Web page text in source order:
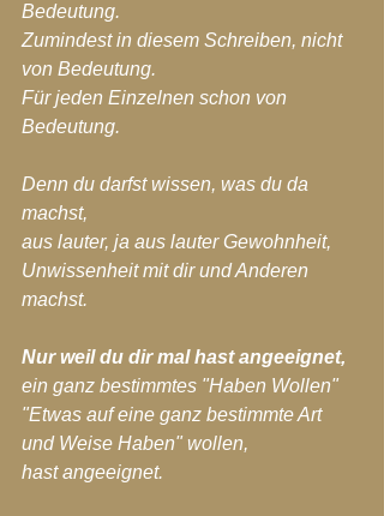
Bedeutung.
Zumindest in diesem Schreiben, nicht
von Bedeutung.
Für jeden Einzelnen schon von
Bedeutung.
Denn du darfst wissen, was du da
machst,
aus lauter, ja aus lauter Gewohnheit,
Unwissenheit mit dir und Anderen
machst.
Nur weil du dir mal hast angeeignet,
ein ganz bestimmtes "Haben Wollen"
"Etwas auf eine ganz bestimmte Art
und Weise Haben" wollen,
hast angeeignet.